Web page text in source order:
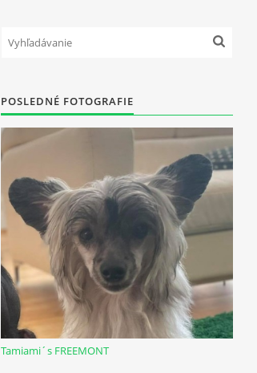
POSLEDNÉ FOTOGRAFIE
Tamiami´s FREEMONT